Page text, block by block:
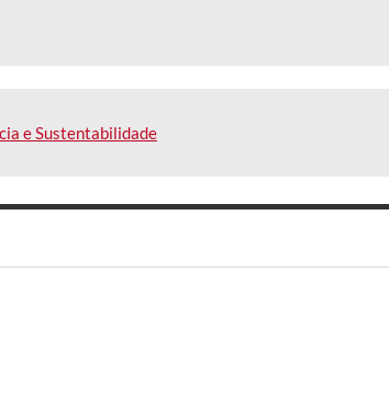
e Sustentabilidade